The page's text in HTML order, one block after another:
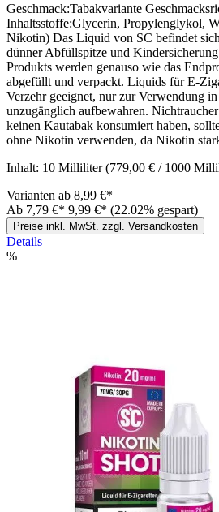
Geschmack:Tabakvariante
Inhaltsstoffe:Glycerin, Propylenglykol,
Nikotin) Das Liquid von SC befindet
dünner Abfüllspitze und
Produkts werden genauso wie das
abgefüllt und verpackt. Liquids für E-
Verzehr geeignet, nur zur Verwendung
unzugänglich aufbewahren.
keinen Kautabak konsumiert haben,
ohne Nikotin verwenden, da Nikotin
Inhalt: 10 Milliliter(779,00 € / 1000
Varianten ab 8,99 €*
Ab 7,79 €* 9,99 €* (22.02% gespart)
Preise inkl. MwSt. zzgl. Versandkosten
Details
%